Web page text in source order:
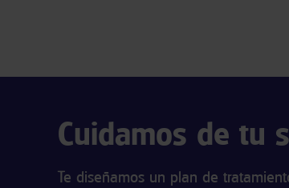
Cuidamos de tu
Te diseñamos un plan de